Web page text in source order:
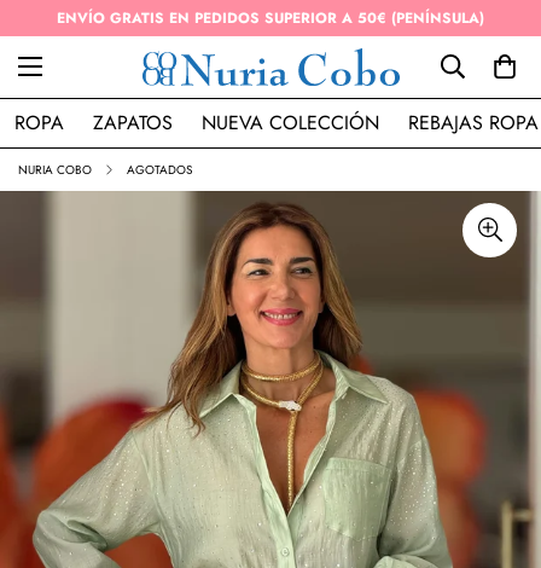
ENVÍO GRATIS EN PEDIDOS SUPERIOR A 50€ (PENÍNSULA)
ROPA ZAPATOS NUEVA COLECCIÓN REBAJAS ROPA
NURIA COBO AGOTADOS